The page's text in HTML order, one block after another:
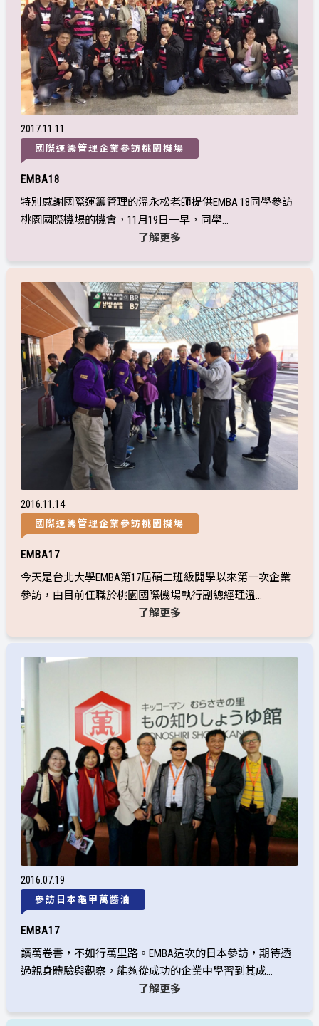
201711 11
國際運籌管理企業參訪桃園機場
EMBA18
特別感謝國際運籌管理的溫永松老師提供EMBA 18同學參訪
桃園國際機場的機會，11月19日一早，同學...
了解更多
2016 11 14
國際運籌管理企業參訪桃園機場
EMBA17
今天是台北大學EMBA第17屆碩二班級開學以來第一次企業
參訪，由目前任職於桃園國際機場執行副總經理溫...
了解更多
2016 0719
參訪日本龜甲萬醬油
EMBA17
讀萬卷書，不如行萬里路。EMBA這次的日本參訪，期待透
過親身體驗與觀察，能夠從成功的企業中學習到其成...
了解更多